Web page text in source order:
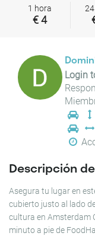
1 hora
€ 4
Login
Descripción
Asegura tu lugar en
cubierto justo al lado
cultura en Amsterdam
minuto a pie de